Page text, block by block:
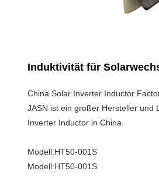
Induktivität für
China Solar Inverter Inductor
JASN ist ein großer Hersteller und
Inverter Inductor in China.
Modell:HT50-001S
Modell:HT50-001S